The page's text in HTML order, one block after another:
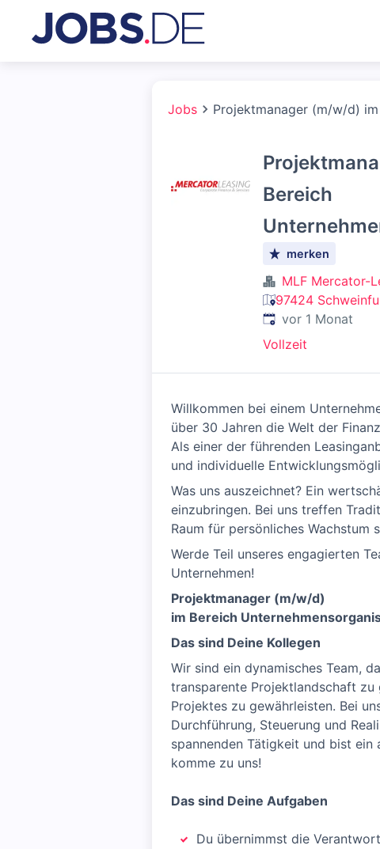
Jobs Projektmanager (m/w/d)
Bereich
merken
MLF Mercator-
97424
Veröffentlicht:
vor 1 Monat
Vollzeit
Willkommen bei einem
über 30 Jahren die Welt der
Als einer der führenden
und individuelle
Was uns auszeichnet? Ein
einzubringen. Bei uns treffen
Raum für persönliches Wachstum
Werde Teil unseres engagierten
Unternehmen!
Projektmanager (m/w/d)
im Bereich
Das sind Deine Kollegen
Wir sind ein dynamisches Team,
transparente Projektlandschaft
Projektes zu gewährleisten. Bei
Durchführung, Steuerung und
spannenden Tätigkeit und bist
komme zu uns!
Das sind Deine Aufgaben
Du übernimmst die